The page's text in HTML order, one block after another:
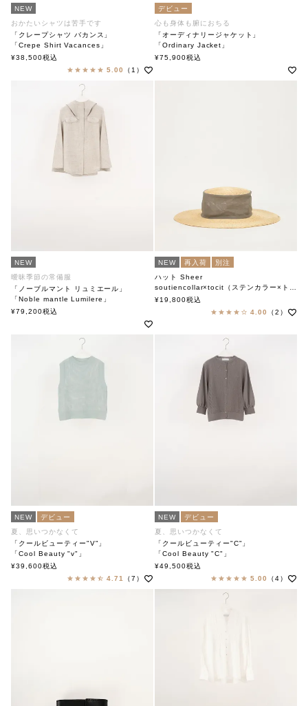
NEW
おかたいシャツは苦手です
「クレープシャツ バカンス」
「Crepe Shirt Vacances」
soutiencollar（ステンカラー）
¥38,500税込
5.00
（1）
デビュー
心も身体も腑におちる
「オーディナリージャケット」
「Ordinary Jacket」
soutiencollar(ステンカラー)
¥75,900税込
NEW
曖昧季節の常備服
「ノーブルマント リュミエール」
「Noble mantle Lumilere」
soutiencollar(ステンカラー)
¥79,200税込
NEW 再入荷
別注
ハット Sheer
soutiencollar×tocit（ステンカラー×トチエット）
¥19,800税込
4.00
（2）
NEW
デビュー
夏、思いつかなくて
「クールビューティー"V"」
「Cool Beauty "v"」
soutiencollar（ステンカラー）
¥39,600税込
4.71
（7）
NEW
デビュー
夏、思いつかなくて
「クールビューティー"C"」
「Cool Beauty "C"」
soutiencollar（ステンカラー）
¥49,500税込
5.00
（4）